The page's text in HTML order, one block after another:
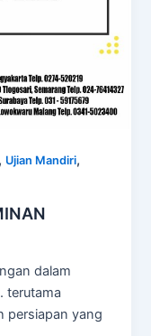
, Ujian Mandiri,
dalam
terutama
persiapan yang